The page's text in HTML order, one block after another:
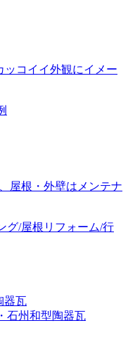
コイイ外観にイメー
屋根・外壁はメンテナ
グ/屋根リフォーム/行
石州和型陶器瓦